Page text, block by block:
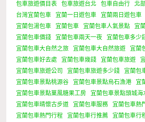
包車旅遊價目表
包車旅遊台北 包車自由行
北
台灣宜蘭包車
宜蘭一日遊包車 宜蘭兩日遊包車
宜蘭包湯包車
宜蘭包車 宜蘭包車人氣景點
宜
宜蘭包車價錢
宜蘭包車兩天一夜
宜蘭包車多少
宜蘭包車大自然之旅
宜蘭包車大自然旅遊
宜蘭
宜蘭包車好去處
宜蘭包車幾錢 宜蘭包車旅遊
宜蘭包車旅遊公司
宜蘭包車旅遊多少錢
宜蘭包
宜蘭包車景點桃源谷
宜蘭包車景點烏石漁港
宜
宜蘭包車景點菓風糖果工房
宜蘭包車景點頭城海
宜蘭包車晴懷古步道
宜蘭包車服務
宜蘭包車熱
宜蘭包車熱門行程
宜蘭包車行推薦
宜蘭包車行